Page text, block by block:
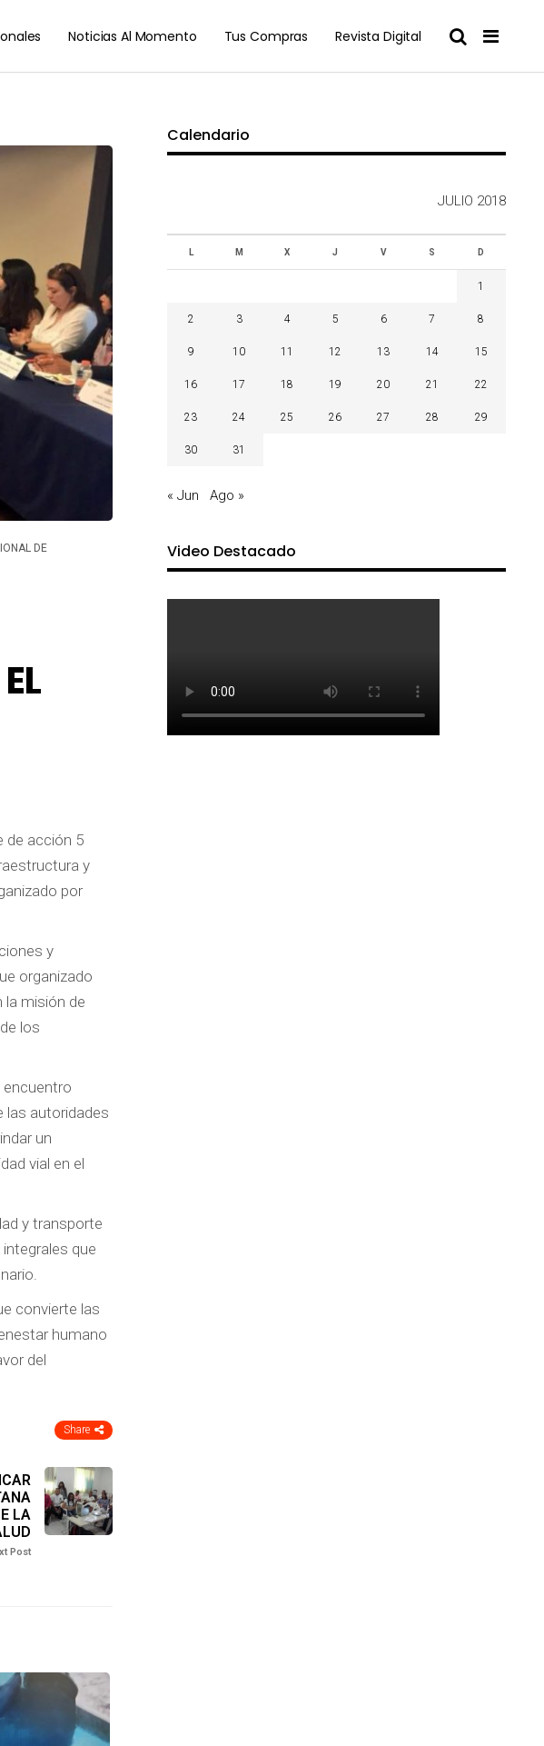
Noticias Al Momento Tus Compras Revista Digital
DE
de acción 5
y
por
y
organizado
la misión de
los
encuentro
las autoridades
un
vial en el
y transporte
que
convierte las
humano
del
Share
LA
Post
Calendario
JULIO 2018
L M X J V S D
1
2 3 4 5 6 7 8
9 10 11 12 13 14 15
16 17 18 19 20 21 22
23 24 25 26 27 28 29
30 31
« Jun Ago »
Video Destacado